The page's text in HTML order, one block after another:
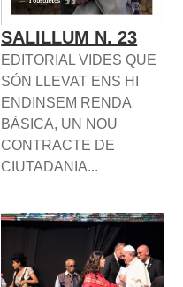
SALILLUM N. 23
EDITORIAL VIDES QUE
SÓN LLEVAT ENS HI
ENDINSEM RENDA
BÀSICA, UN NOU
CONTRACTE DE
CIUTADANIA...